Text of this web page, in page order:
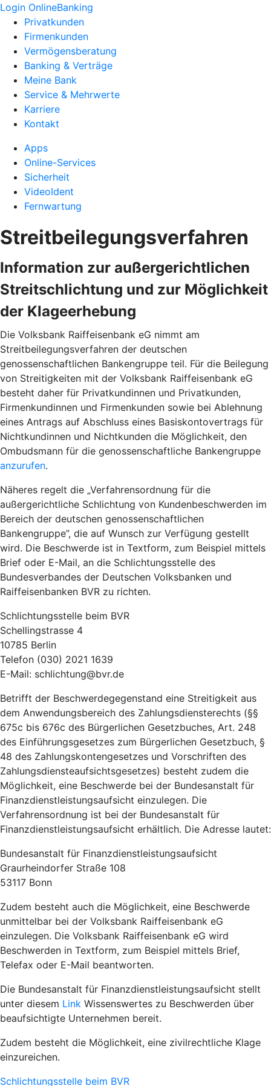
Login OnlineBanking
Privatkunden
Firmenkunden
Vermögensberatung
Banking & Verträge
Meine Bank
Service & Mehrwerte
Karriere
Kontakt
Apps
Online-Services
Sicherheit
VideoIdent
Fernwartung
Streitbeilegungsverfahren
Information zur außergerichtlichen
Streitschlichtung und zur Möglichkeit
der Klageerhebung
Die Volksbank Raiffeisenbank eG nimmt am
Streitbeilegungsverfahren der deutschen
genossenschaftlichen Bankengruppe teil. Für die Beilegung
von Streitigkeiten mit der Volksbank Raiffeisenbank eG
besteht daher für Privatkundinnen und Privatkunden,
Firmenkundinnen und Firmenkunden sowie bei Ablehnung
eines Antrags auf Abschluss eines Basiskontovertrags für
Nichtkundinnen und Nichtkunden die Möglichkeit, den
Ombudsmann für die genossenschaftliche Bankengruppe
anzurufen.
Näheres regelt die „Verfahrensordnung für die
außergerichtliche Schlichtung von Kundenbeschwerden im
Bereich der deutschen genossenschaftlichen
Bankengruppe”, die auf Wunsch zur Verfügung gestellt
wird. Die Beschwerde ist in Textform, zum Beispiel mittels
Brief oder E-Mail, an die Schlichtungsstelle des
Bundesverbandes der Deutschen Volksbanken und
Raiffeisenbanken BVR zu richten.
Schlichtungsstelle beim BVR
Schellingstrasse 4
10785 Berlin
Telefon (030) 2021 1639
E-Mail: schlichtung@bvr.de
Betrifft der Beschwerdegegenstand eine Streitigkeit aus
dem Anwendungsbereich des Zahlungsdiensterechts (§§
675c bis 676c des Bürgerlichen Gesetzbuches, Art. 248
des Einführungsgesetzes zum Bürgerlichen Gesetzbuch, §
48 des Zahlungskontengesetzes und Vorschriften des
Zahlungsdiensteaufsichtsgesetzes) besteht zudem die
Möglichkeit, eine Beschwerde bei der Bundesanstalt für
Finanzdienstleistungsaufsicht einzulegen. Die
Verfahrensordnung ist bei der Bundesanstalt für
Finanzdienstleistungsaufsicht erhältlich. Die Adresse lautet:
Bundesanstalt für Finanzdienstleistungsaufsicht
Graurheindorfer Straße 108
53117 Bonn
Zudem besteht auch die Möglichkeit, eine Beschwerde
unmittelbar bei der Volksbank Raiffeisenbank eG
einzulegen. Die Volksbank Raiffeisenbank eG wird
Beschwerden in Textform, zum Beispiel mittels Brief,
Telefax oder E-Mail beantworten.
Die Bundesanstalt für Finanzdienstleistungsaufsicht stellt
unter diesem Link Wissenswertes zu Beschwerden über
beaufsichtigte Unternehmen bereit.
Zudem besteht die Möglichkeit, eine zivilrechtliche Klage
einzureichen.
Schlichtungsstelle beim BVR